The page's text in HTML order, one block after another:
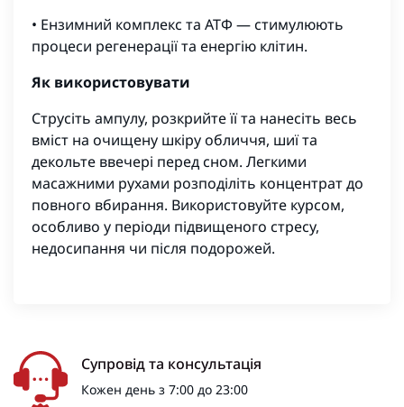
• Ензимний комплекс та АТФ — стимулюють
процеси регенерації та енергію клітин.
Як використовувати
Струсіть ампулу, розкрийте її та нанесіть весь
вміст на очищену шкіру обличчя, шиї та
декольте ввечері перед сном. Легкими
масажними рухами розподіліть концентрат до
повного вбирання. Використовуйте курсом,
особливо у періоди підвищеного стресу,
недосипання чи після подорожей.
Супровід та консультація
Кожен день з 7:00 до 23:00